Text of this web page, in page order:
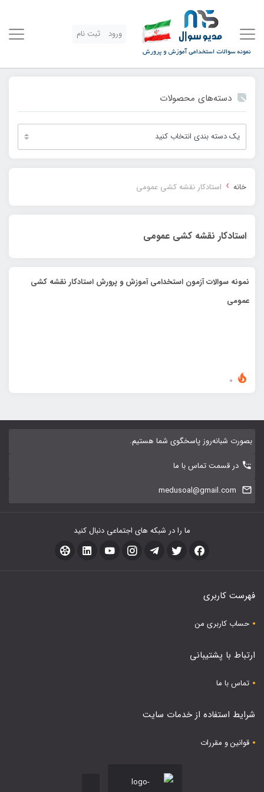
ورود ثبت نام
دسته‌های محصولات
خانه › استادکار نقشه کشی عمومی
استادکار نقشه کشی عمومی
نمونه سوالات آزمون استخدامی آموزش و پرورش استادکار نقشه کشی
عمومی
بصورت شبانه‌روز پاسخگوی شما هستیم.
در قسمت تماس با ما
medusoal@gmail.com
ما را در شبکه های اجتماعی دنبال کنید
فهرست کاربری
حساب کاربری من
ارتباط با پشتیبانی
تماس با ما
شرایط استفاده از خدمات سایت
قوانین و مقررات